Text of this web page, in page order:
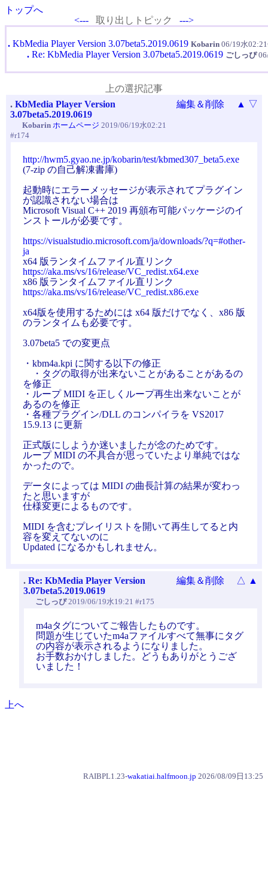
トップへ
<---
取り出しトピック --->
. KbMedia Player Version 3.07beta5.2019.0619 Kobarin 06/19水
. Re: KbMedia Player Version 3.07beta5.2019.0619 ごしっぴ
上の選択記事
. KbMedia Player Version
3.07beta5.2019.0619
Kobarin ホームページ 2019/06/19水02:21
#r174
編集＆削除 ▲ ▽
http://hwm5.gyao.ne.jp/kobarin/test/kbmed307_beta5.exe
(7-zip の自己解凍書庫)
起動時にエラーメッセージが表示されてプラグイン
が認識されない場合は
Microsoft Visual C++ 2019 再頒布可能パッケージのイ
ンストールが必要です。
https://visualstudio.microsoft.com/ja/downloads/?q=#other-
ja
x64 版ランタイムファイル直リンク
https://aka.ms/vs/16/release/VC_redist.x64.exe
x86 版ランタイムファイル直リンク
https://aka.ms/vs/16/release/VC_redist.x86.exe
x64版を使用するためには x64 版だけでなく、x86 版
のランタイムも必要です。
3.07beta5 での変更点
・kbm4a.kpi に関する以下の修正
・タグの取得が出来ないことがあることがあるの
を修正
・ループ MIDI を正しくループ再生出来ないことが
あるのを修正
・各種プラグイン/DLL のコンパイラを VS2017
15.9.13 に更新
正式版にしようか迷いましたが念のためです。
ループ MIDI の不具合が思っていたより単純ではな
かったので。
データによっては MIDI の曲長計算の結果が変わっ
たと思いますが
仕様変更によるものです。
MIDI を含むプレイリストを開いて再生してると内
容を変えてないのに
Updated になるかもしれません。
. Re: KbMedia Player Version
3.07beta5.2019.0619
ごしっぴ2019/06/19水19:21 #r175
編集＆削除 △ ▲
m4aタグについてご報告したものです。
問題が生じていたm4aファイルすべて無事にタグ
の内容が表示されるようになりました。
お手数おかけしました。どうもありがとうござ
いました！
上へ
RAIBPL1.23-wakatiai.halfmoon.jp 2026/08/09日13:25